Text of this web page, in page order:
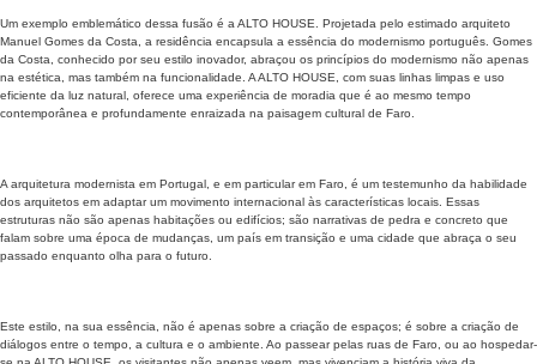
Um exemplo emblemático dessa fusão é a ALTO HOUSE. Projetada pelo estimado arquiteto
Manuel Gomes da Costa, a residência encapsula a essência do modernismo português. Gomes
da Costa, conhecido por seu estilo inovador, abraçou os princípios do modernismo não apenas
na estética, mas também na funcionalidade. A ALTO HOUSE, com suas linhas limpas e uso
eficiente da luz natural, oferece uma experiência de moradia que é ao mesmo tempo
contemporânea e profundamente enraizada na paisagem cultural de Faro.
A arquitetura modernista em Portugal, e em particular em Faro, é um testemunho da habilidade
dos arquitetos em adaptar um movimento internacional às características locais. Essas
estruturas não são apenas habitações ou edifícios; são narrativas de pedra e concreto que
falam sobre uma época de mudanças, um país em transição e uma cidade que abraça o seu
passado enquanto olha para o futuro.
Este estilo, na sua essência, não é apenas sobre a criação de espaços; é sobre a criação de
diálogos entre o tempo, a cultura e o ambiente. Ao passear pelas ruas de Faro, ou ao hospedar-